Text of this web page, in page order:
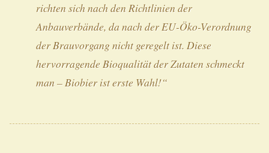
richten sich nach den Richtlinien der
Anbauverbände, da nach der EU-Öko-Verordnung
der Brauvorgang nicht geregelt ist. Diese
hervorragende Bioqualität der Zutaten schmeckt
man – Biobier ist erste Wahl!“